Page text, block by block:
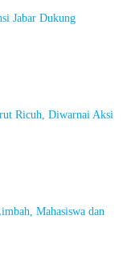
Jabar Dukung
Ricuh, Diwarnai Aksi
Mahasiswa dan